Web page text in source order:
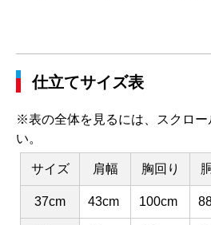
仕立てサイズ表
※表の全体を見るには、スクロー
い。
サイズ 肩幅 胸回り
37cm 43cm 100cm